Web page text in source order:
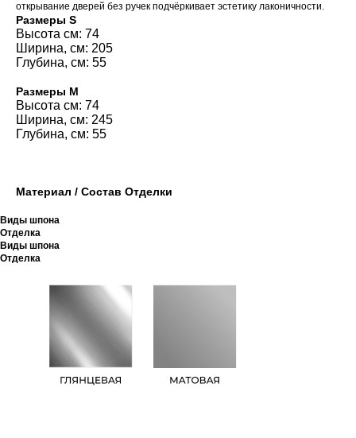
открывание дверей без ручек подчёркивает эстетику лаконичности.
Размеры S
Высота см: 74
Ширина, см: 205
Глубина, см: 55
Размеры M
Высота см: 74
Ширина, см: 245
Глубина, см: 55
Материал / Состав Отделки
Виды шпона
Отделка
Виды шпона
Отделка